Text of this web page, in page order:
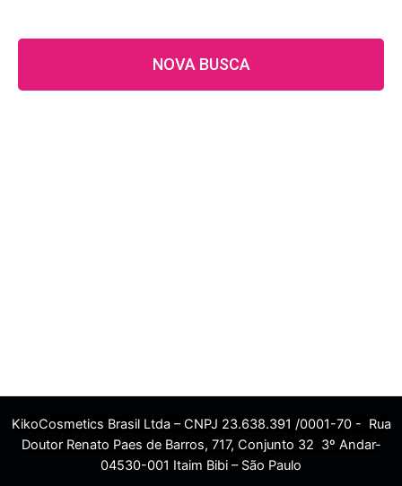
NOVA BUSCA
KikoCosmetics Brasil Ltda – CNPJ 23.638.391 /0001-70 - Rua
Doutor Renato Paes de Barros, 717, Conjunto 32 3º Andar-
04530-001 Itaim Bibi – São Paulo